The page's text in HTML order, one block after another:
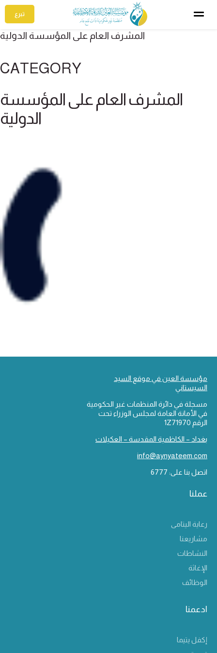
تبرع
المشرف العام على المؤسسة الدولية
CATEGORY
المشرف العام على المؤسسة
الدولية
مؤسسة العين في موقع السيد
السيستاني
مسجلة في دائرة المنظمات غير الحكومية
في الأمانة العامة لمجلس الوزراء تحت
الرقم 1Z71970
بغداد – الكاظمية المقدسة – العكيلات
info@aynyateem.com
اتصل بنا على: 6777
عملنا
رعاية اليتامى
مشاريعنا
النشاطات
الإغاثة
الوظائف
ادعمنا
إكفل يتيما